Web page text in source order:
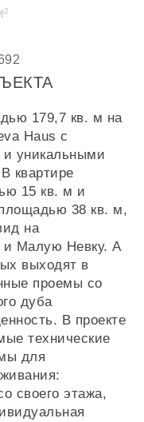
179,7 кв. м на
Haus с
и уникальными
квартире
15 кв. м и
площадью 38 кв. м,
на
и Малую Невку. А
выходят в
проемы со
дуба
В проекте
технические
для
своего этажа,